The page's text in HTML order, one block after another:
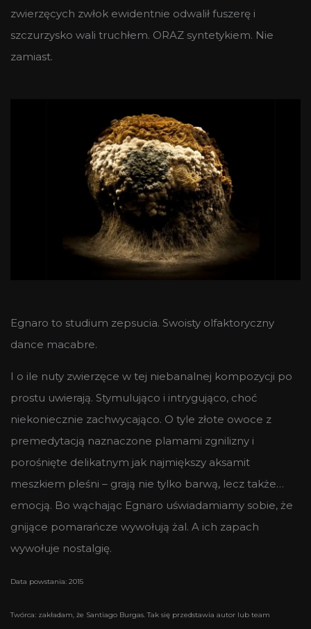
zwierzęcych zwłok ewidentnie odwalił fuszerę i
szczurzysko wali truchłem. ORAZ syntetykiem. Nie
zamiast.
Egnaro to studium zepsucia. Swoisty olfaktoryczny
dance macabre.
I o ile nuty zwierzęce w tej niebanalnej kompozycji po
prostu uwierają. Stymulująco i intrygująco, choć
niekoniecznie zachwycająco. O tyle złote owoce z
premedytacją naznaczone plamami zgnilizny i
porośnięte delikatnym jak najmiększy aksamit
meszkiem pleśni – grają nie tylko barwą, lecz także…
emocją. Bo wąchając Egnaro uświadamiamy sobie, że
gnijące pomarańcze wywołują żal. A ich zapach
wywołuje nostalgię.
Data powstania: 2015
Twórca: zakładam, że Santiago Burgas. Tak się przedstawia autor lub team